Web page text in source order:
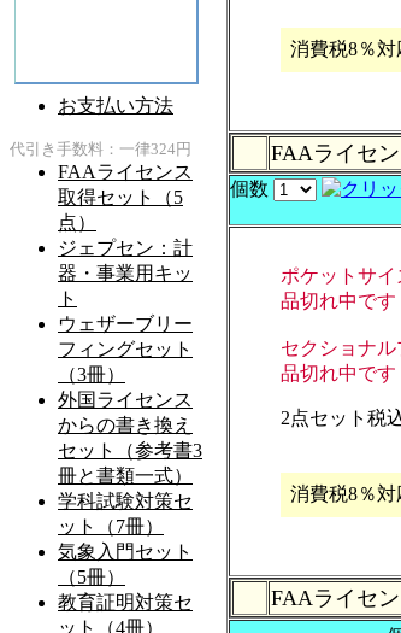
消費税8％対
FAAライセ
個数
ポケットサ
品切れ中です
セクショナル
品切れ中です
2点セット税
消費税8％対
FAAライセ